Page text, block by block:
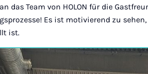
das Team von HOLON für die
Es ist motivierend zu
ist.